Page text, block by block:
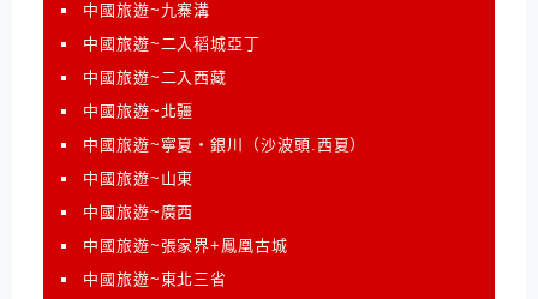
中國旅遊~九寨溝
中國旅遊~二入稻城亞丁
中國旅遊~二入西藏
中國旅遊~北疆
中國旅遊~寧夏‧銀川（沙波頭.西夏）
中國旅遊~山東
中國旅遊~廣西
中國旅遊~張家界+鳳凰古城
中國旅遊~東北三省